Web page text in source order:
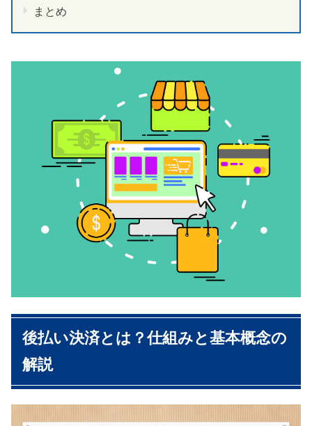
まとめ
後払い決済とは？仕組みと基本概念の
解説